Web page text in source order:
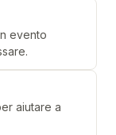
evento
aiutare a